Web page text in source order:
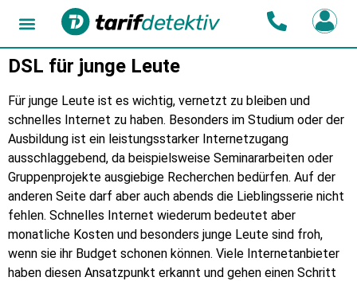
DSL für junge Leute
Für junge Leute ist es wichtig, vernetzt zu bleiben und
schnelles Internet zu haben. Besonders im Studium oder der
Ausbildung ist ein leistungsstarker Internetzugang
ausschlaggebend, da beispielsweise Seminararbeiten oder
Gruppenprojekte ausgiebige Recherchen bedürfen. Auf der
anderen Seite darf aber auch abends die Lieblingsserie nicht
fehlen. Schnelles Internet wiederum bedeutet aber
monatliche Kosten und besonders junge Leute sind froh,
wenn sie ihr Budget schonen können. Viele Internetanbieter
haben diesen Ansatzpunkt erkannt und gehen einen Schritt